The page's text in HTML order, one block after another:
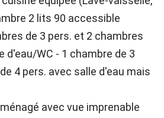
2 lits 90 accessible
de 3 pers. et 2 chambres
d'eau/WC - 1 chambre de 3
4 pers. avec salle d'eau mais
avec vue imprenable